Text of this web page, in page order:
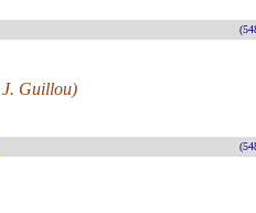
J. Guillou)